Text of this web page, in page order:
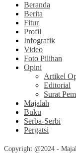
Beranda
Berita
Fitur
Profil
Infografik
Video
Foto Pilihan
Opini
Artikel
Editorial
Surat
Majalah
Buku
Serba-Serbi
Pergatsi
Copyright @2024 -